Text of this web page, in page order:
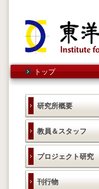
トップ
研究所概要
教員＆スタッフ
プロジェクト研究
刊行物